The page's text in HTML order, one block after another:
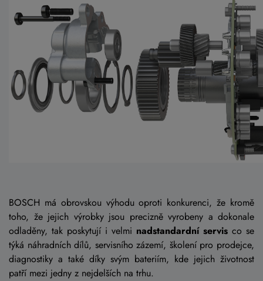
BOSCH má obrovskou výhodu oproti konkurenci, že kromě
toho, že jejich výrobky jsou precizně vyrobeny a dokonale
odladěny, tak poskytují i velmi nadstandardní servis co se
týká náhradních dílů, servisního zázemí, školení pro prodejce,
diagnostiky a také díky svým bateriím, kde jejich životnost
patří mezi jedny z nejdelších na trhu.